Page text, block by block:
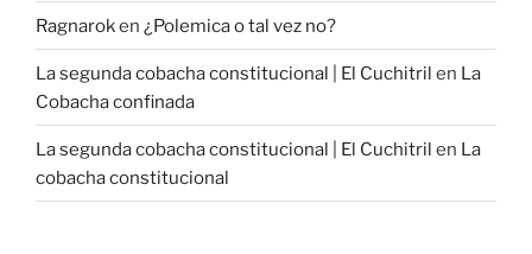
Ragnaroken ¿Polemica o tal vez no?
La segunda cobacha constitucional | El Cuchitril en La
Cobacha confinada
La segunda cobacha constitucional | El Cuchitril en La
cobacha constitucional